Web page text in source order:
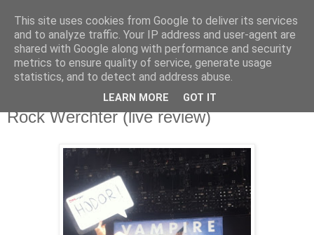
Άκου αυτό ♫
I listen to bands that don't even exist yet.
Rock Werchter (live review)
This site uses cookies from Google to deliver its services
and to analyze traffic. Your IP address and user-agent are
shared with Google along with performance and security
metrics to ensure quality of service, generate usage
statistics, and to detect and address abuse.
LEARN MORE GOT IT